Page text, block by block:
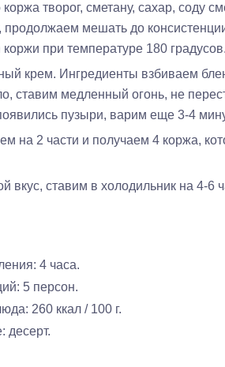
коржа творог, сметану, сахар, соду
продолжаем мешать до
при температуре 180
крем. Ингредиенты взбиваем
ставим медленный огонь, не
пузыри, варим еще 3-4
на 2 части и получаем 4 коржа,
вкус, ставим в холодильник на 4-6
4 часа.
5 персон.
260 ккал / 100 г.
десерт.